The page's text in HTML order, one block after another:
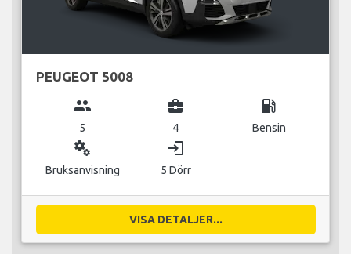
PEUGEOT 5008
group
5
business_center
4
local_gas_station
Bensin
miscellaneous_services
Bruksanvisning
login
5 Dörr
VISA DETALJER...